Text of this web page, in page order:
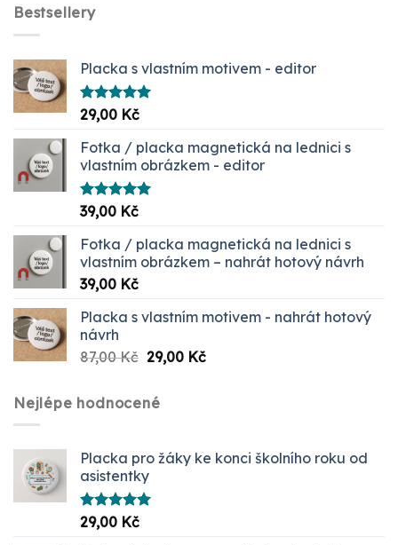
Bestsellery
Placka s vlastním motivem - editor
Hodnocení
5.00
29,00 Kč
Fotka / placka magnetická na lednici s
vlastním obrázkem - editor
Hodnocení
5.00
39,00 Kč
Fotka / placka magnetická na lednici s
vlastním obrázkem – nahrát hotový návrh
39,00 Kč
Placka s vlastním motivem - nahrát hotový
návrh
87,00Kč Původní
byla:
87,00 Kč.
29,00 KčAktuální
Nejlépe hodnocené
Placka pro žáky ke konci školního roku od
asistentky
Hodnocení
5.00
29,00 Kč